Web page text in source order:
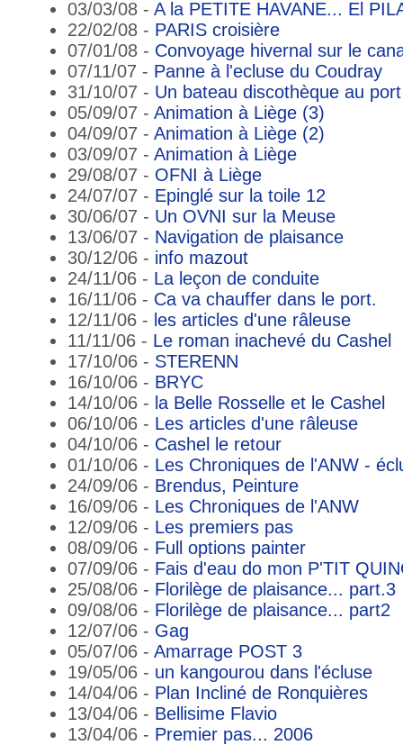
03/03/08 - A la PETITE HAVANE... El
22/02/08 - PARIS croisière
07/01/08 - Convoyage hivernal sur le
07/11/07 - Panne à l'ecluse du Coudray
31/10/07 - Un bateau discothèque au
05/09/07 - Animation à Liège (3)
04/09/07 - Animation à Liège (2)
03/09/07 - Animation à Liège
29/08/07 - OFNI à Liège
24/07/07 - Epinglé sur la toile 12
30/06/07 - Un OVNI sur la Meuse
13/06/07 - Navigation de plaisance
30/12/06 - info mazout
24/11/06 - La leçon de conduite
16/11/06 - Ca va chauffer dans le port.
12/11/06 - les articles d'une râleuse
11/11/06 - Le roman inachevé du Cashel
17/10/06 - STERENN
16/10/06 - BRYC
14/10/06 - la Belle Rosselle et le Cashel
06/10/06 - Les articles d'une râleuse
04/10/06 - Cashel le retour
01/10/06 - Les Chroniques de l'ANW -
24/09/06 - Brendus, Peinture
16/09/06 - Les Chroniques de l'ANW
12/09/06 - Les premiers pas
08/09/06 - Full options painter
07/09/06 - Fais d'eau do mon P'TIT
25/08/06 - Florilège de plaisance... part.3
09/08/06 - Florilège de plaisance... part2
12/07/06 - Gag
05/07/06 - Amarrage POST 3
19/05/06 - un kangourou dans l'écluse
14/04/06 - Plan Incliné de Ronquières
13/04/06 - Bellisime Flavio
13/04/06 - Premier pas... 2006